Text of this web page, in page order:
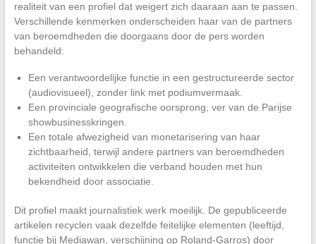
realiteit van een profiel dat weigert zich daaraan aan te passen.
Verschillende kenmerken onderscheiden haar van de partners
van beroemdheden die doorgaans door de pers worden
behandeld:
Een verantwoordelijke functie in een gestructureerde sector
(audiovisueel), zonder link met podiumvermaak.
Een provinciale geografische oorsprong, ver van de Parijse
showbusinesskringen.
Een totale afwezigheid van monetarisering van haar
zichtbaarheid, terwijl andere partners van beroemdheden
activiteiten ontwikkelen die verband houden met hun
bekendheid door associatie.
Dit profiel maakt journalistiek werk moeilijk. De gepubliceerde
artikelen recyclen vaak dezelfde feitelijke elementen (leeftijd,
functie bij Mediawan, verschijning op Roland-Garros) door